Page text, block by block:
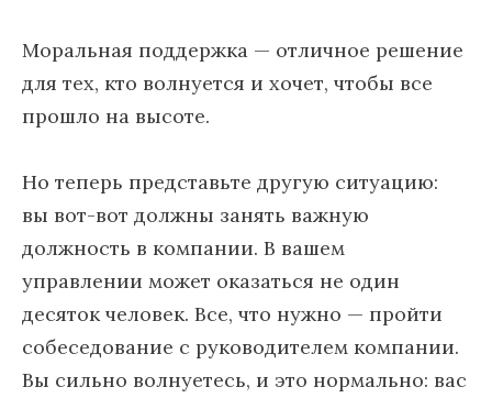
Моральная поддержка — отличное решение
для тех, кто волнуется и хочет, чтобы все
прошло на высоте.
Но теперь представьте другую ситуацию:
вы вот-вот должны занять важную
должность в компании. В вашем
управлении может оказаться не один
десяток человек. Все, что нужно — пройти
собеседование с руководителем компании.
Вы сильно волнуетесь, и это нормально: вас